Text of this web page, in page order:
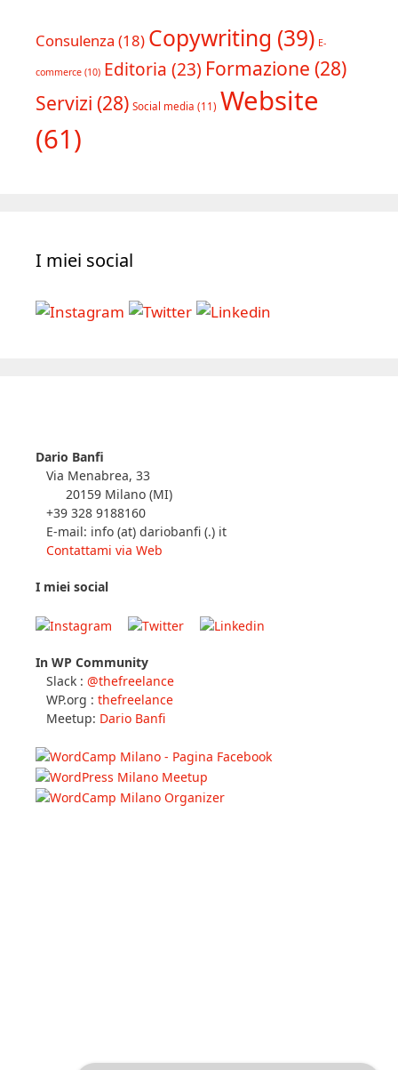
Consulenza (18) Copywriting (39) E-
commerce (10) Editoria (23) Formazione (28)
Servizi (28) Social media (11) Website
(61)
I miei social
Dario Banfi
Via Menabrea, 33
20159 Milano (MI)
+39 328 9188160
E-mail: info (at) dariobanfi (.) it
Contattami via Web
I miei social
In WP Community
Slack : @thefreelance
WP.org : thefreelance
Meetup: Dario Banfi